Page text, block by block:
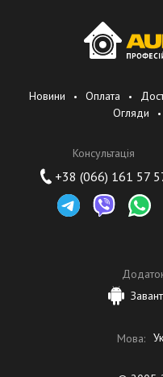
Новини Оплата
Огляди
Консультація
+38 (066) 161 57
Мова: